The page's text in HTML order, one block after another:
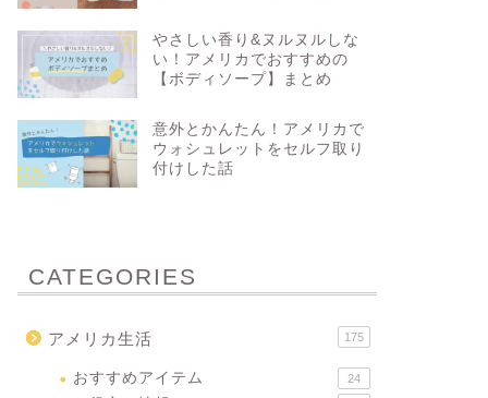
やさしい香り&ヌルヌルしな
い！アメリカでおすすめの
【ボディソープ】まとめ
意外とかんたん！アメリカで
ウォシュレットをセルフ取り
付けした話
CATEGORIES
アメリカ生活 175
おすすめアイテム 24